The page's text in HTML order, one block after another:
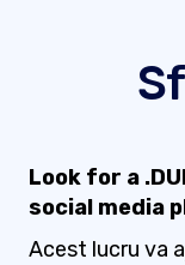
Look for a
social media
Acest lucru va